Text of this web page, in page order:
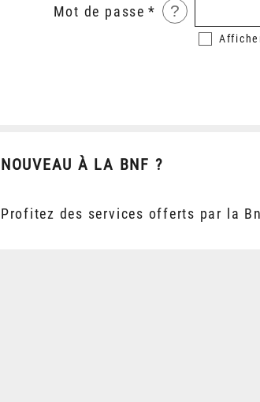
Mot de passe ?
NOUVEAU À LA BNF ?
Profitez des services offerts par la